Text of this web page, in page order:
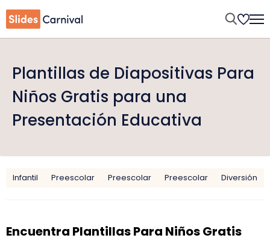
Plantillas de Diapositivas Para
Niños Gratis para una
Presentación Educativa
Infantil Preescolar Preescolar Preescolar Diversión
Encuentra Plantillas Para Niños Gratis